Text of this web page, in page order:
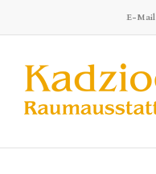
springen
E-Mail